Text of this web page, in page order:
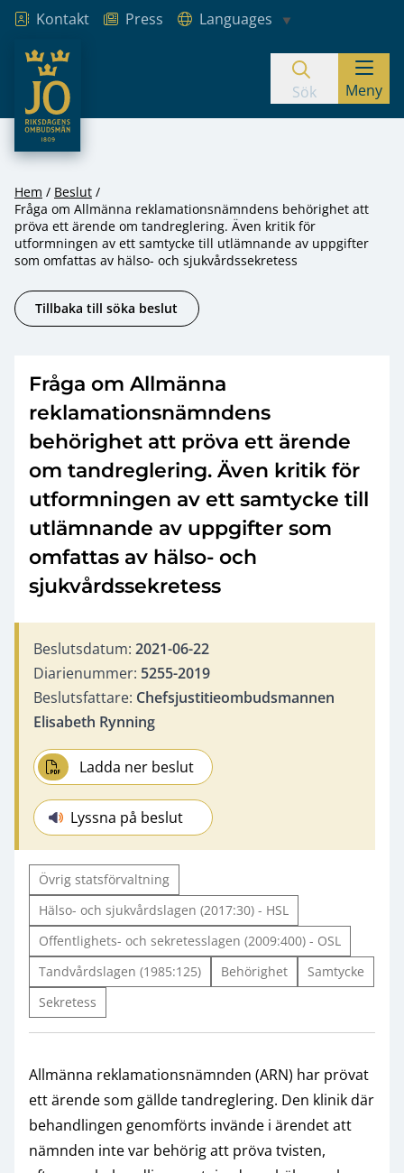
Hoppa till innehåll
Kontakt Press
Languages
JO – Riksdagens Ombudsmän
Sök Meny
Hem
Beslut
Fråga om Allmänna reklamationsnämndens behörighet att
pröva ett ärende om tandreglering. Även kritik för
utformningen av ett samtycke till utlämnande av uppgifter
som omfattas av hälso- och sjukvårdssekretess
Tillbaka till söka beslut
Fråga om Allmänna
reklamationsnämndens
behörighet att pröva ett ärende
om tandreglering. Även kritik för
utformningen av ett samtycke till
utlämnande av uppgifter som
omfattas av hälso- och
sjukvårdssekretess
Beslutsdatum: 2021-06-22
Diarienummer: 5255-2019
Beslutsfattare: Chefsjustitieombudsmannen
Elisabeth Rynning
Ladda ner beslut
Lyssna på beslut
Övrig statsförvaltning
Hälso- och sjukvårdslagen (2017:30) - HSL
Offentlighets- och sekretesslagen (2009:400) - OSL
Tandvårdslagen (1985:125)
Behörighet
Samtycke
Sekretess
Allmänna reklamationsnämnden (ARN) har prövat
ett ärende som gällde tandreglering. Den klinik där
behandlingen genomförts invände i ärendet att
nämnden inte var behörig att pröva tvisten,